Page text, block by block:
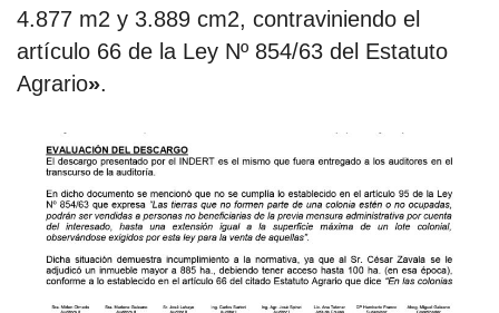
4.877 m2 y 3.889 cm2, contraviniendo el
artículo 66 de la Ley Nº 854/63 del Estatuto
Agrario».